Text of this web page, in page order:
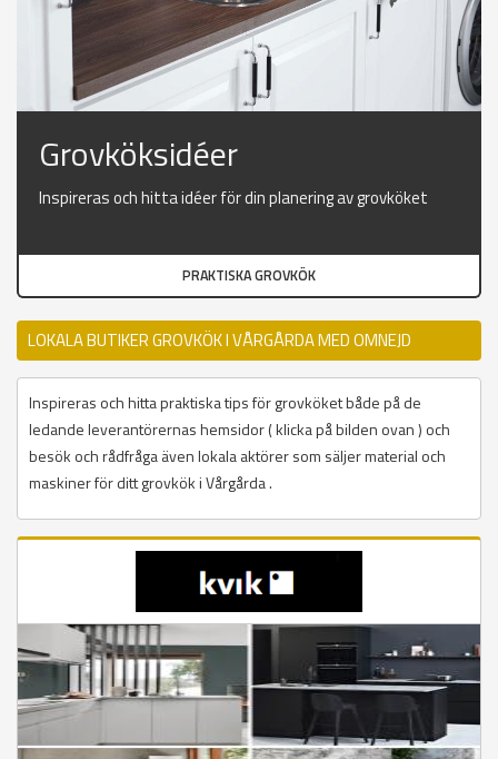
Grovköksidéer
Inspireras och hitta idéer för din planering av grovköket
PRAKTISKA GROVKÖK
LOKALA BUTIKER GROVKÖK I VÅRGÅRDA MED OMNEJD
Inspireras och hitta praktiska tips för grovköket både på de
ledande leverantörernas hemsidor ( klicka på bilden ovan ) och
besök och rådfråga även lokala aktörer som säljer material och
maskiner för ditt grovkök i Vårgårda .